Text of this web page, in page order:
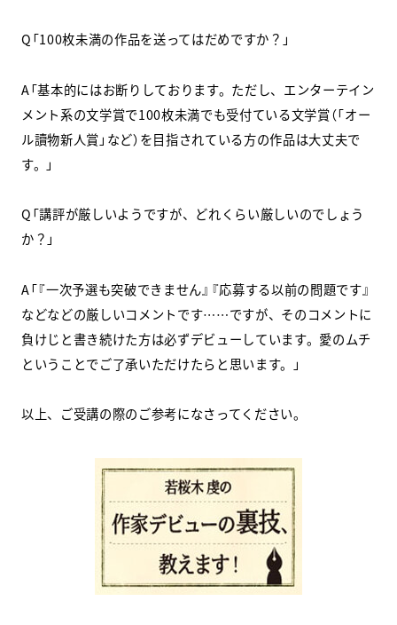
Q「100枚未満の作品を送ってはだめですか？」
A「基本的にはお断りしております。ただし、エンターテイン
メント系の文学賞で100枚未満でも受付ている文学賞（「オー
ル讀物新人賞」など）を目指されている方の作品は大丈夫で
す。」
Q「講評が厳しいようですが、どれくらい厳しいのでしょう
か？」
A「『一次予選も突破できません』『応募する以前の問題です』
などなどの厳しいコメントです……ですが、そのコメントに
負けじと書き続けた方は必ずデビューしています。愛のムチ
ということでご了承いただけたらと思います。」
以上、ご受講の際のご参考になさってください。